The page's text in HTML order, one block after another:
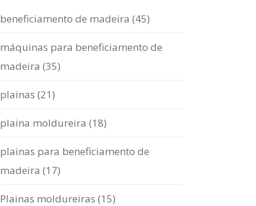
beneficiamento de madeira (45)
máquinas para beneficiamento de
madeira (35)
plainas (21)
plaina moldureira (18)
plainas para beneficiamento de
madeira (17)
Plainas moldureiras (15)